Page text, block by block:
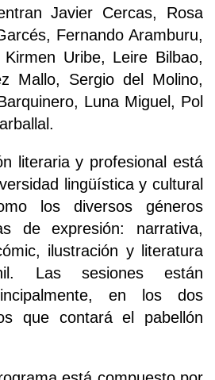
Javier Cercas, Rosa
Fernando Aramburu,
Uribe, Leire Bilbao,
Mallo, Sergio del Molino,
Luna Miguel, Pol
literaria y profesional está
lingüística y cultural
los diversos géneros
de expresión: narrativa,
ilustración y literatura
Las sesiones están
en los dos
que contará el pabellón